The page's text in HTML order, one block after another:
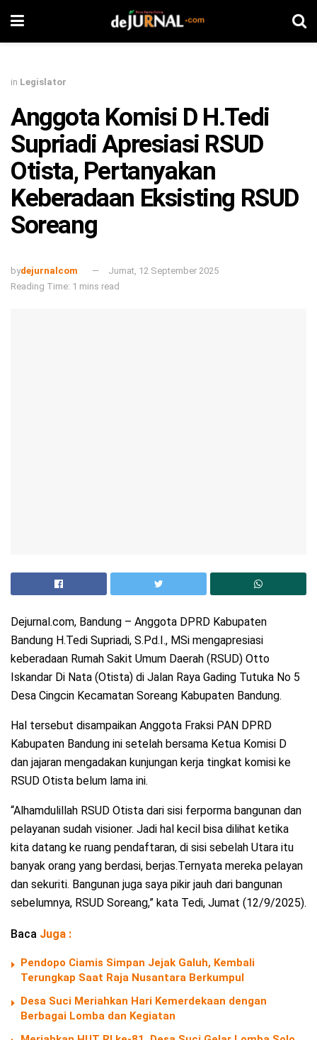
in Legislator
Anggota Komisi D H.Tedi
Supriadi Apresiasi RSUD
Otista, Pertanyakan
Keberadaan Eksisting RSUD
Soreang
bydejurnalcom
Jumat, 12 September 2025
Reading Time: 1 mins read
Dejurnal.com, Bandung – Anggota DPRD Kabupaten
Bandung H.Tedi Supriadi, S.Pd.I., MSi mengapresiasi
keberadaan Rumah Sakit Umum Daerah (RSUD) Otto
Iskandar Di Nata (Otista) di Jalan Raya Gading Tutuka No 5
Desa Cingcin Kecamatan Soreang Kabupaten Bandung.
Hal tersebut disampaikan Anggota Fraksi PAN DPRD
Kabupaten Bandung ini setelah bersama Ketua Komisi D
dan jajaran mengadakan kunjungan kerja tingkat komisi ke
RSUD Otista belum lama ini.
“Alhamdulillah RSUD Otista dari sisi ferporma bangunan dan
pelayanan sudah visioner. Jadi hal kecil bisa dilihat ketika
kita datang ke ruang pendaftaran, di sisi sebelah Utara itu
banyak orang yang berdasi, berjas.Ternyata mereka pelayan
dan sekuriti. Bangunan juga saya pikir jauh dari bangunan
sebelumnya, RSUD Soreang,” kata Tedi, Jumat (12/9/2025).
Baca Juga :
Pendopo Ciamis Simpan Jejak Galuh, Kembali
Terungkap Saat Raja Nusantara Berkumpul
Desa Suci Meriahkan Hari Kemerdekaan dengan
Berbagai Lomba dan Kegiatan